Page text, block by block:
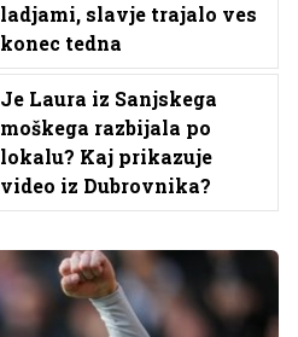
ladjami, slavje trajalo ves
konec tedna
Je Laura iz Sanjskega
moškega razbijala po
lokalu? Kaj prikazuje
video iz Dubrovnika?